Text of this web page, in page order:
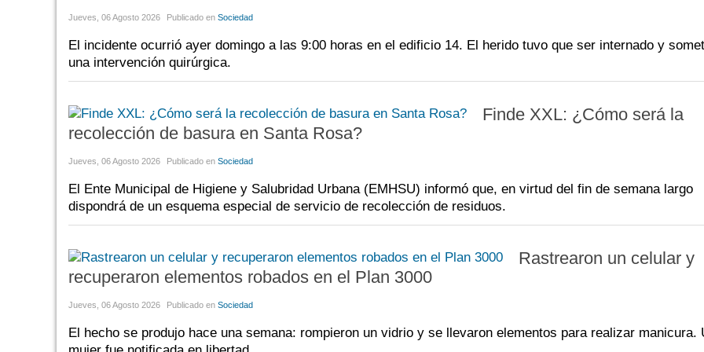
Jueves, 06 Agosto 2026 Publicado en Sociedad
El incidente ocurrió ayer domingo a las 9:00 horas en el edificio 14. El herido tuvo que ser internado y
una intervención quirúrgica.
Finde XXL: ¿Cómo será la
recolección de basura en Santa Rosa?
Jueves, 06 Agosto 2026 Publicado en Sociedad
El Ente Municipal de Higiene y Salubridad Urbana (EMHSU) informó que, en virtud del fin de semana largo
dispondrá de un esquema especial de servicio de recolección de residuos.
Rastrearon un celular y
recuperaron elementos robados en el Plan 3000
Jueves, 06 Agosto 2026 Publicado en Sociedad
El hecho se produjo hace una semana: rompieron un vidrio y se llevaron elementos para realizar manicura.